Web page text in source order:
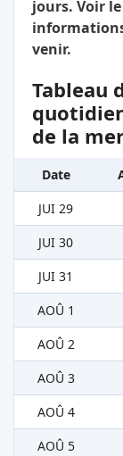
jours. Voir
venir.
Tableau
de la
Date
JUI 29
JUI 30
JUI 31
AOÛ 1
AOÛ 2
AOÛ 3
AOÛ 4
AOÛ 5